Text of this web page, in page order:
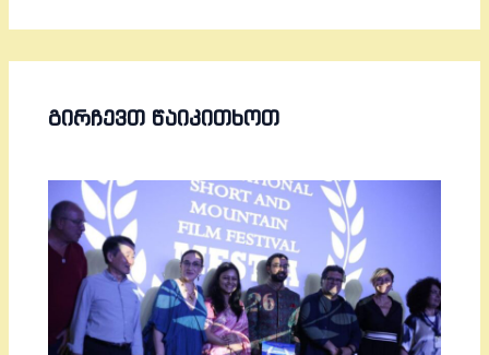
ᲒᲘᲠᲩᲔᲕᲗ ᲬᲐᲘᲙᲘᲗᲮᲝᲗ